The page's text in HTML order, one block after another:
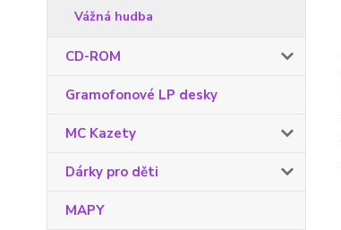
Vážná hudba
CD-ROM
Gramofonové LP desky
MC Kazety
Dárky pro děti
MAPY